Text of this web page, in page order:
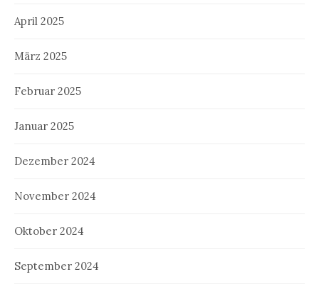
April 2025
März 2025
Februar 2025
Januar 2025
Dezember 2024
November 2024
Oktober 2024
September 2024